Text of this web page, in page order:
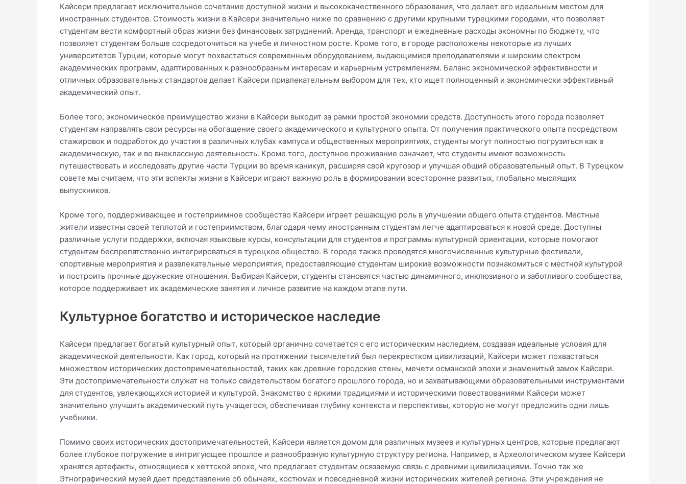
Кайсери предлагает исключительное сочетание доступной жизни и высококачественного образования, что делает его идеальным местом для
иностранных студентов. Стоимость жизни в Кайсери значительно ниже по сравнению с другими крупными турецкими городами, что позволяет
студентам вести комфортный образ жизни без финансовых затруднений. Аренда, транспорт и ежедневные расходы экономны по бюджету, что
позволяет студентам больше сосредоточиться на учебе и личностном росте. Кроме того, в городе расположены некоторые из лучших
университетов Турции, которые могут похвастаться современным оборудованием, выдающимися преподавателями и широким спектром
академических программ, адаптированных к разнообразным интересам и карьерным устремлениям. Баланс экономической эффективности и
отличных образовательных стандартов делает Кайсери привлекательным выбором для тех, кто ищет полноценный и экономически эффективный
академический опыт.
Более того, экономическое преимущество жизни в Кайсери выходит за рамки простой экономии средств. Доступность этого города позволяет
студентам направлять свои ресурсы на обогащение своего академического и культурного опыта. От получения практического опыта посредством
стажировок и подработок до участия в различных клубах кампуса и общественных мероприятиях, студенты могут полностью погрузиться как в
академическую, так и во внеклассную деятельность. Кроме того, доступное проживание означает, что студенты имеют возможность
путешествовать и исследовать другие части Турции во время каникул, расширяя свой кругозор и улучшая общий образовательный опыт. В Турецком
совете мы считаем, что эти аспекты жизни в Кайсери играют важную роль в формировании всесторонне развитых, глобально мыслящих
выпускников.
Кроме того, поддерживающее и гостеприимное сообщество Кайсери играет решающую роль в улучшении общего опыта студентов. Местные
жители известны своей теплотой и гостеприимством, благодаря чему иностранным студентам легче адаптироваться к новой среде. Доступны
различные услуги поддержки, включая языковые курсы, консультации для студентов и программы культурной ориентации, которые помогают
студентам беспрепятственно интегрироваться в турецкое общество. В городе также проводятся многочисленные культурные фестивали,
спортивные мероприятия и развлекательные мероприятия, предоставляющие студентам широкие возможности познакомиться с местной культурой
и построить прочные дружеские отношения. Выбирая Кайсери, студенты становятся частью динамичного, инклюзивного и заботливого сообщества,
которое поддерживает их академические занятия и личное развитие на каждом этапе пути.
Культурное богатство и историческое наследие
Кайсери предлагает богатый культурный опыт, который органично сочетается с его историческим наследием, создавая идеальные условия для
академической деятельности. Как город, который на протяжении тысячелетий был перекрестком цивилизаций, Кайсери может похвастаться
множеством исторических достопримечательностей, таких как древние городские стены, мечети османской эпохи и знаменитый замок Кайсери.
Эти достопримечательности служат не только свидетельством богатого прошлого города, но и захватывающими образовательными инструментами
для студентов, увлекающихся историей и культурой. Знакомство с яркими традициями и историческими повествованиями Кайсери может
значительно улучшить академический путь учащегося, обеспечивая глубину контекста и перспективы, которую не могут предложить одни лишь
учебники.
Помимо своих исторических достопримечательностей, Кайсери является домом для различных музеев и культурных центров, которые предлагают
более глубокое погружение в интригующее прошлое и разнообразную культурную структуру региона. Например, в Археологическом музее Кайсери
хранятся артефакты, относящиеся к хеттской эпохе, что предлагает студентам осязаемую связь с древними цивилизациями. Точно так же
Этнографический музей дает представление об обычаях, костюмах и повседневной жизни исторических жителей региона. Эти учреждения не